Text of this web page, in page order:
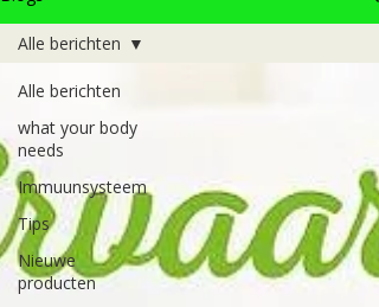
Alle berichten
what your body
needs
Immuunsysteem
Tips
Nieuwe
producten
Alle berichten